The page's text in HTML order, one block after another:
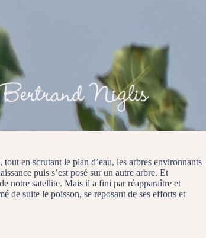
en scrutant le plan d’eau, les arbres environnants
puis s’est posé sur un autre arbre. Et
notre satellite. Mais il a fini par réapparaître et
de suite le poisson, se reposant de ses efforts et